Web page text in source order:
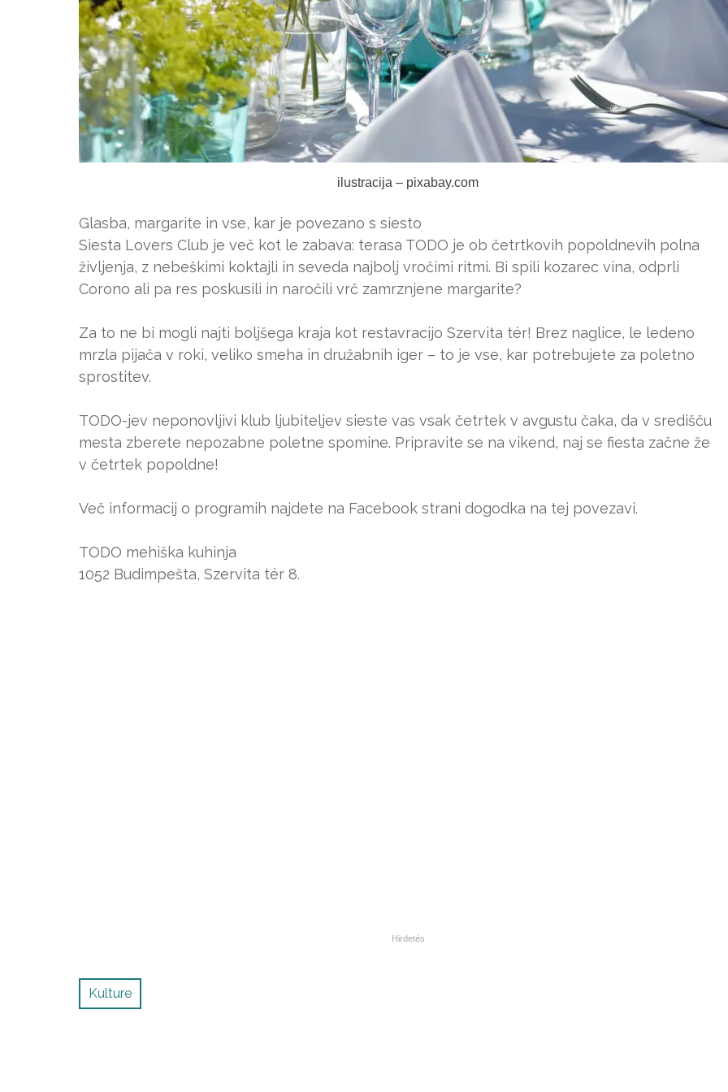
ilustracija – pixabay.com
Glasba, margarite in vse, kar je povezano s siesto
Siesta Lovers Club je več kot le zabava: terasa TODO je ob četrtkovih popoldnevih polna
življenja, z nebeškimi koktajli in seveda najbolj vročimi ritmi. Bi spili kozarec vina, odprli
Corono ali pa res poskusili in naročili vrč zamrznjene margarite?
Za to ne bi mogli najti boljšega kraja kot restavracijo Szervita tér! Brez naglice, le ledeno
mrzla pijača v roki, veliko smeha in družabnih iger – to je vse, kar potrebujete za poletno
sprostitev.
TODO-jev neponovljivi klub ljubiteljev sieste vas vsak četrtek v avgustu čaka, da v središču
mesta zberete nepozabne poletne spomine. Pripravite se na vikend, naj se fiesta začne že
v četrtek popoldne!
Več informacij o programih najdete na Facebook strani dogodka na tej povezavi.
TODO mehiška kuhinja
1052 Budimpešta, Szervita tér 8.
Kulture